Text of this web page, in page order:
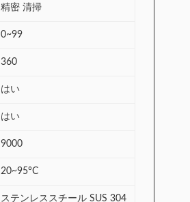
精密 清掃
0~99
360
はい
はい
9000
20~95°C
ステンレススチール SUS 304